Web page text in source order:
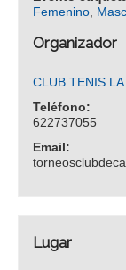
Femenino,
Organizador
CLUB TENIS
Teléfono:
622737055
Email:
Lugar